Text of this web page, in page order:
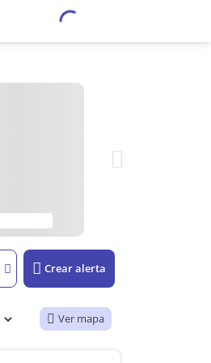
Crear alerta
Ver mapa